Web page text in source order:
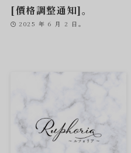
[價格調整通知]。
2025 年 6 月 2 日。